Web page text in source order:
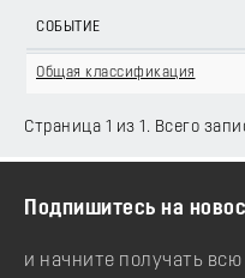
СОБЫТИЕ
Общая классификация
Страница 1 из 1. Всего
Подпишитесь на
и начните получать